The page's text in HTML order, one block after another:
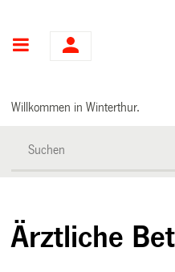
Hauptnavigation
Willkommen in Winterthur.
Ärztliche